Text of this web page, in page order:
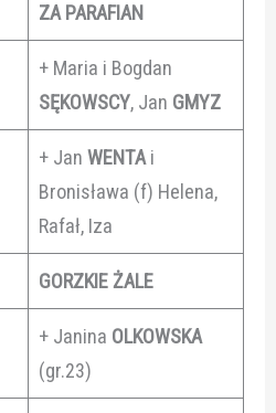
ZA PARAFIAN
+ Maria i Bogdan
SĘKOWSCY, Jan GMYZ
+ JanWENTAi
Bronisława (f) Helena,
Rafał, Iza
GORZKIE ŻALE
+ Janina OLKOWSKA
(gr.23)